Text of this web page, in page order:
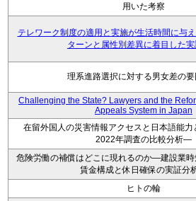
用いた考察
テレワーク制度の適用と実施が生活時間に与
ターンと属性別差異に着目した
理系進路選択に対する男女差の
Challenging the State? Lawyers and the
Appeals System in Japan
在留外国人の災害情報アクセスと日本語能
2022年調査の比較分析―
危険労働の補償はどこに現れるのか―建設業
賃金構成と休日確保の実証分
ヒトの輪